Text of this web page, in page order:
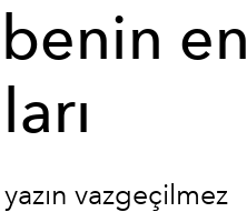
en
vazgeçilmez